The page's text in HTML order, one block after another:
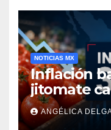
NOTICIAS MX
Inflación
jitomate
cebolla y
encarecen
ANGÉLICA